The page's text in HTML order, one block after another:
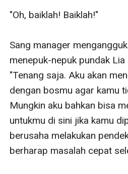
"Oh, baiklah! Baiklah!"
Sang manager
menepuk-nepuk pundak
"Tenang saja. Aku akan
dengan bosmu agar kamu
Mungkin aku bahkan bisa
untukmu di sini jika kamu
berusaha melakukan
berharap masalah cepat